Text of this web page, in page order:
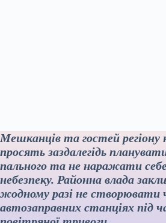
Мешканців та гостей регіону
просять заздалегідь
пального та не наражати
небезпеку. Районна влада
жодному разі не створювати
автозаправних станціях під